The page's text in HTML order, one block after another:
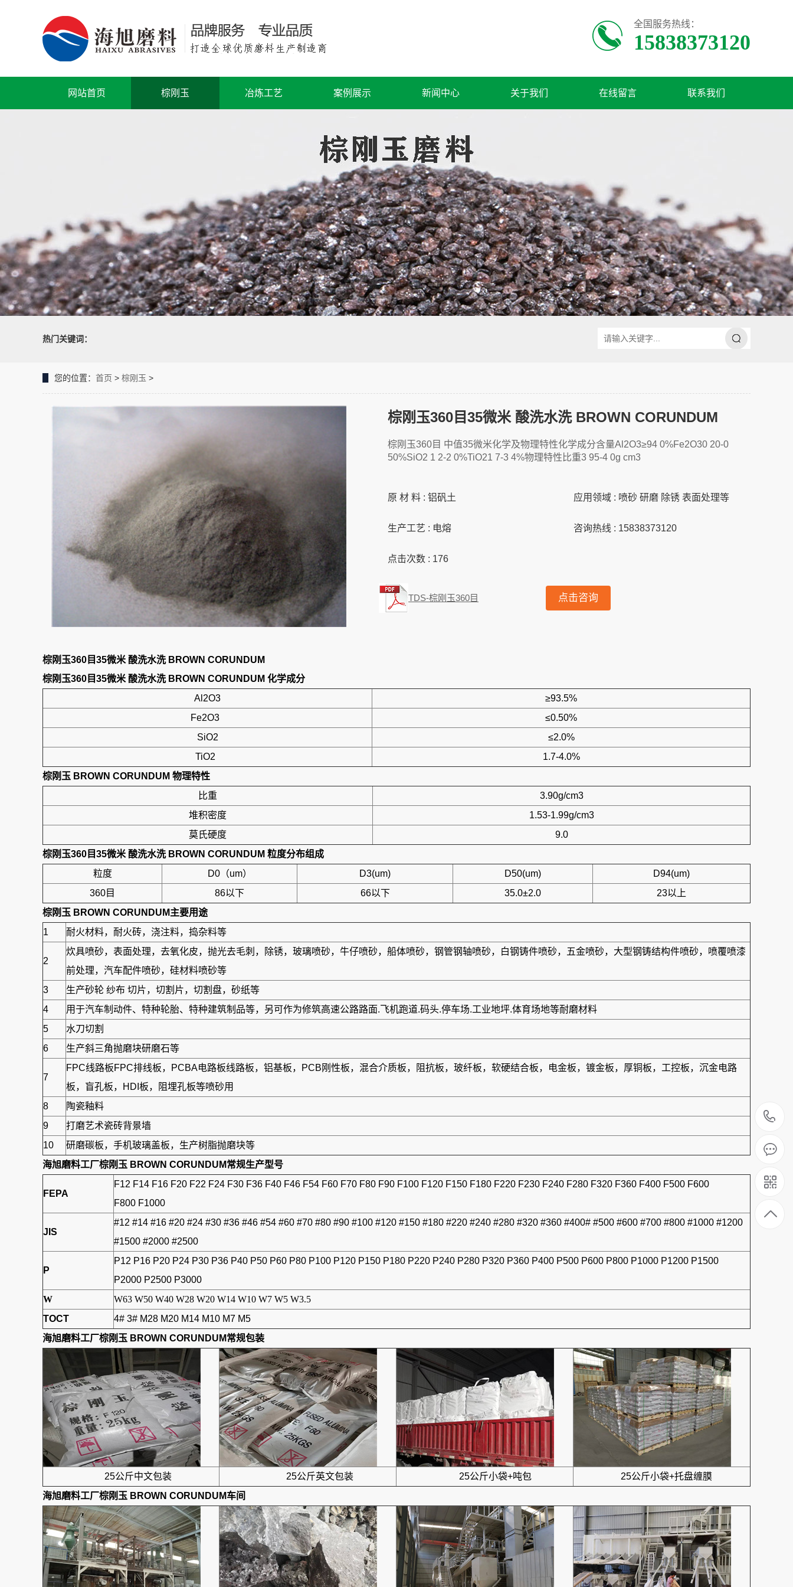
全国服务热线：
15838373120
网站首页 棕刚玉 冶炼工艺 案例展示 新闻中心 关于我们 在线留言 联系我们
热门关键词：
您的位置： 首页 > 棕刚玉 >
棕刚玉360目35微米 酸洗水洗 BROWN CORUNDUM
棕刚玉360目 中值35微米化学及物理特性化学成分含量Al2O3≥94 0%Fe2O30 20-0
50%SiO2 1 2-2 0%TiO21 7-3 4%物理特性比重3 95-4 0g cm3
原 材 料 : 铝矾土 应用领域 : 喷砂 研磨 除锈 表面处理等
生产工艺 : 电熔 咨询热线 : 15838373120
点击次数 : 176
TDS-棕刚玉360目 点击咨询
棕刚玉360目35微米 酸洗水洗 BROWN CORUNDUM
棕刚玉360目35微米 酸洗水洗 BROWN CORUNDUM 化学成分
Al2O3
≥93.5%
Fe2O3
≤0.50%
SiO2
≤2.0%
TiO2
1.7-4.0%
棕刚玉 BROWN CORUNDUM 物理特性
比重
3.90g/cm3
堆积密度
1.53-1.99g/cm3
莫氏硬度
9.0
棕刚玉360目35微米 酸洗水洗 BROWN CORUNDUM 粒度分布组成
粒度
D0（um） D3(um) D50(um)
D94(um)
360目
86以下 66以下 35.0±2.0
23以上
棕刚玉 BROWN CORUNDUM主要用途
1
耐火材料，耐火砖，浇注料，捣杂料等
2
炊具喷砂，表面处理，去氧化皮，抛光去毛刺，除锈，玻璃喷砂，牛仔喷砂，船体喷砂，钢管钢轴喷砂，白钢铸件喷砂，五金喷砂，大型钢铸结构件喷砂，喷覆喷漆
前处理，汽车配件喷砂，硅材料喷砂等
3
生产砂轮 纱布 切片，切割片，切割盘，砂纸等
4
用于汽车制动件、特种轮胎、特种建筑制品等，另可作为修筑高速公路路面.飞机跑道.码头.停车场.工业地坪.体育场地等耐磨材料
5
水刀切割
6
生产斜三角抛磨块研磨石等
7
FPC线路板FPC排线板，PCBA电路板线路板，铝基板，PCB刚性板，混合介质板，阻抗板，玻纤板，软硬结合板，电金板，镀金板，厚铜板，工控板，沉金电路
板，盲孔板，HDI板，阻埋孔板等喷砂用
8
陶瓷釉料
9
打磨艺术瓷砖背景墙
10
研磨碳板，手机玻璃盖板，生产树脂抛磨块等
海旭磨料工厂棕刚玉 BROWN CORUNDUM常规生产型号
FEPA
F12 F14 F16 F20 F22 F24 F30 F36 F40 F46 F54 F60 F70 F80 F90 F100 F120 F150 F180 F220 F230 F240 F280 F320 F360 F400 F500 F600
F800 F1000
JIS
#12 #14 #16 #20 #24 #30 #36 #46 #54 #60 #70 #80 #90 #100 #120 #150 #180 #220 #240 #280 #320 #360 #400# #500 #600 #700 #800 #1000 #1200
#1500 #2000 #2500
P
P12 P16 P20 P24 P30 P36 P40 P50 P60 P80 P100 P120 P150 P180 P220 P240 P280 P320 P360 P400 P500 P600 P800 P1000 P1200 P1500
P2000 P2500 P3000
W
W63 W50 W40 W28 W20 W14 W10 W7 W5 W3.5
TOCT
4# 3# M28 M20 M14 M10 M7 M5
海旭磨料工厂棕刚玉 BROWN CORUNDUM常规包装
25公斤中文包装 25公斤英文包装 25公斤小袋+吨包
25公斤小袋+托盘缠膜
海旭磨料工厂棕刚玉 BROWN CORUNDUM车间